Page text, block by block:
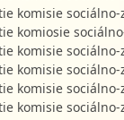
komisie
komiosie
komisie
komisie
komisie
komisie